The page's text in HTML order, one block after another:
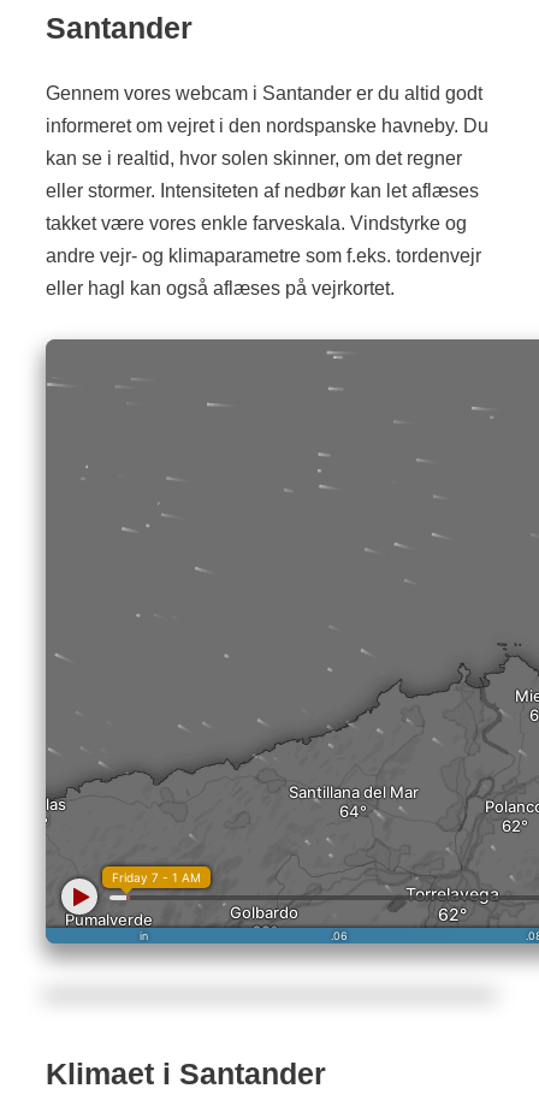
Santander
Gennem vores webcam i Santander er du altid godt
informeret om vejret i den nordspanske havneby. Du
kan se i realtid, hvor solen skinner, om det regner
eller stormer. Intensiteten af nedbør kan let aflæses
takket være vores enkle farveskala. Vindstyrke og
andre vejr- og klimaparametre som f.eks. tordenvejr
eller hagl kan også aflæses på vejrkortet.
Klimaet i Santander